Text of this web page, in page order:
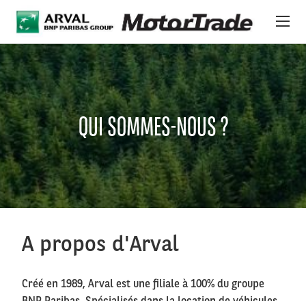
Aller au contenu principal
QUI SOMMES-NOUS ?
A propos d'Arval
Créé en 1989, Arval est une filiale à 100% du groupe
ACHETER SUR MOTORTRADE
NOS VÉHICULES
A PROPOS
IMPORTATION
NEWS
NOS SERVICES